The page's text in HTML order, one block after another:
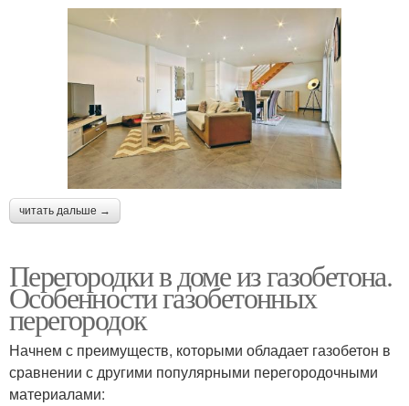
читать дальше →
Перегородки в доме из газобетона.
Особенности газобетонных
перегородок
Начнем с преимуществ, которыми обладает газобетон в
сравнении с другими популярными перегородочными
материалами: